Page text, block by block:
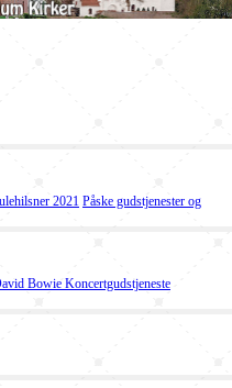
2021 Påske gudstjenester og
Bowie Koncertgudstjeneste